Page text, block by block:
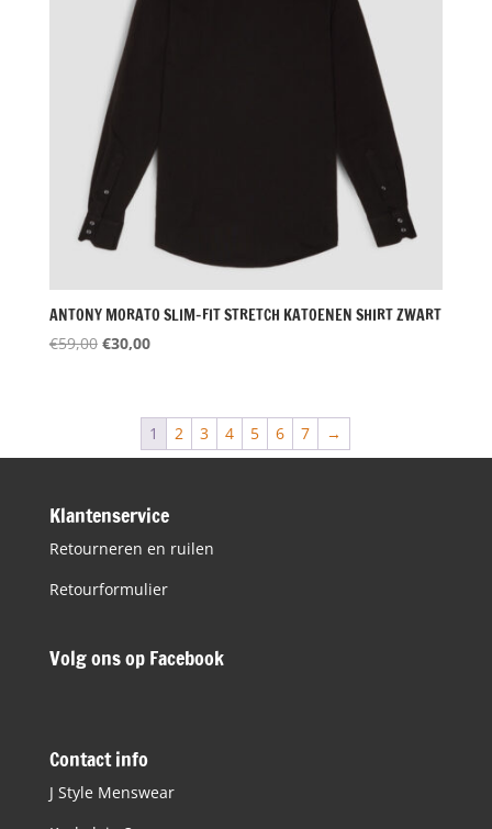
ANTONY MORATO SLIM-FIT STRETCH KATOENEN SHIRT ZWART
€59,00 Oorspronkelijke
€59,00.
€30,00Huidige
€30,00.
1 2 3 4 5 6 7 →
Klantenservice
Retourneren en ruilen
Retourformulier
Volg ons op Facebook
Contact info
J Style Menswear